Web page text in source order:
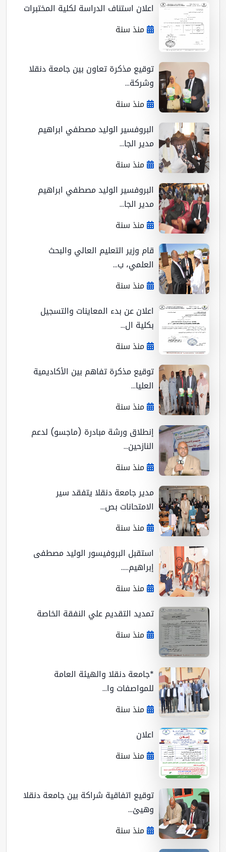
اعلان استناف الدراسة لكلية المختبرات
منذ سنة
توقيع مذكرة تعاون بين جامعة دنقلا
وشركة...
منذ سنة
البروفسير الوليد مصطفي ابراهيم
مدير الجا...
منذ سنة
البروفسير الوليد مصطفي ابراهيم
مدير الجا...
منذ سنة
قام وزير التعليم العالي والبحث
العلمي، ب...
منذ سنة
اعلان عن بدء المعاينات والتسجيل
بكلية ال...
منذ سنة
توقيع مذكرة تفاهم بين الأكاديمية
العليا...
منذ سنة
إنطلاق ورشة مبادرة (ماجسو) لدعم
النازحين...
منذ سنة
مدير جامعة دنقلا يتفقد سير
الامتحانات بص...
منذ سنة
استقبل البروفيسور الوليد مصطفى
إبراهيم.....
منذ سنة
تمديد التقديم علي النفقة الخاصة
منذ سنة
*جامعة دنقلا والهيئة العامة
للمواصفات وا...
منذ سنة
اعلان
منذ سنة
توقيع اتفاقية شراكة بين جامعة دنقلا
وهيئ...
منذ سنة